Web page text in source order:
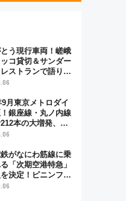
う現行車両！嵯峨
コ貸切＆サンダー
ストランで語り合
都 斉藤雪乃＆福
の鉄道満喫ツア
9月東京メトロダイ
銀座線・丸ノ内線
本の大増発、混
期待
がなにわ筋線に乗
「次期空港特急」
決定！ピニンファ
よる日本初の鉄道